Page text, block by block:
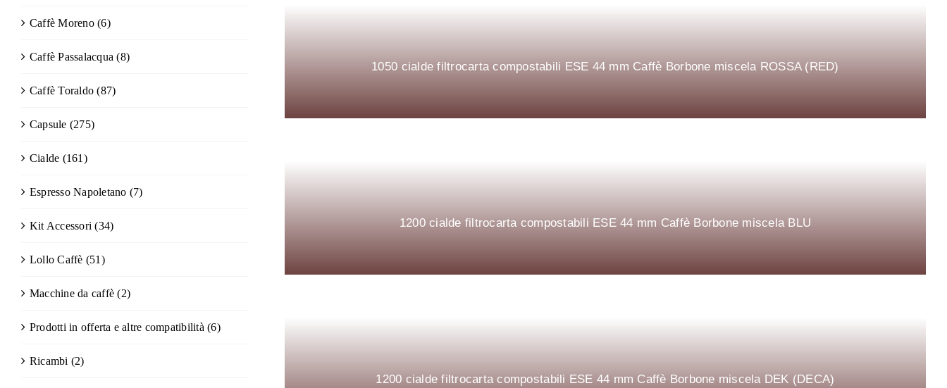
Caffè Moreno (6)
Caffè Passalacqua (8)
Caffè Toraldo (87)
Capsule (275)
Cialde (161)
Espresso Napoletano (7)
Kit Accessori (34)
Lollo Caffè (51)
Macchine da caffè (2)
Prodotti in offerta e altre compatibilità (6)
Ricambi (2)
1050 cialde filtrocarta compostabili ESE 44 mm Caffè Borbone miscela ROSSA (RED)
1200 cialde filtrocarta compostabili ESE 44 mm Caffè Borbone miscela BLU
1200 cialde filtrocarta compostabili ESE 44 mm Caffè Borbone miscela DEK (DECA)